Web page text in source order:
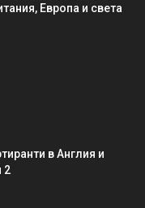
Европа и света
в Англия и
2